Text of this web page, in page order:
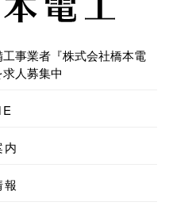
事業者『株式会社橋本電
人募集中
内
報